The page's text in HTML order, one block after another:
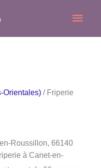
Orientales) / Friperie
Roussillon, 66140
à Canet-en-